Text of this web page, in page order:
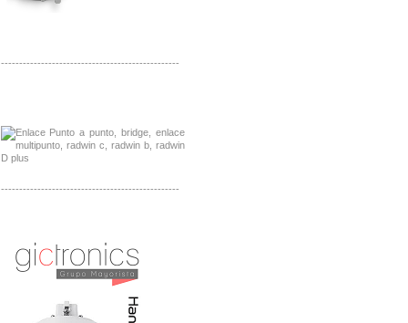
-------------------------------------------------
-------------------------------------------------